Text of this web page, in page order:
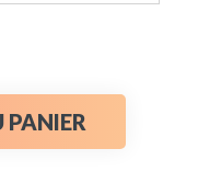
PANIER